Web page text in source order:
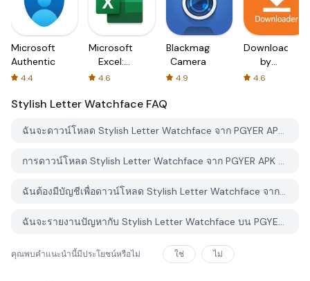
Microsoft
Authenticator
4.4
Microsoft
Excel:
Spreadsheets
4.6
Blackmagic
Camera
4.9
Downloader
by
AFTVnews
4.6
Stylish Letter Watchface FAQ
ฉันจะดาวน์โหลด Stylish Letter Watchface จาก PGYER APK HUB อย่างไร?
การดาวน์โหลด Stylish Letter Watchface จาก PGYER APK HUB ฟรีหรือไม่?
ฉันต้องมีบัญชีเพื่อดาวน์โหลด Stylish Letter Watchface จาก PGYER APK HUB หรือไม่?
ฉันจะรายงานปัญหากับ Stylish Letter Watchface บน PGYER APK HUB ได้อย่างไร?
คุณพบคำแนะนำนี้มีประโยชน์หรือไม่ ใช่ ไม่